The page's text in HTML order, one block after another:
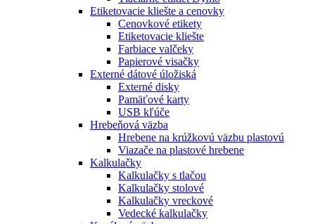
Etiketovacie kliešte a cenovky
Cenovkové etikety
Etiketovacie kliešte
Farbiace valčeky
Papierové visačky
Externé dátové úložiská
Externé disky
Pamäťové karty
USB kľúče
Hrebeňová väzba
Hrebene na krúžkovú väzbu plastovú
Viazače na plastové hrebene
Kalkulačky
Kalkulačky s tlačou
Kalkulačky stolové
Kalkulačky vreckové
Vedecké kalkulačky